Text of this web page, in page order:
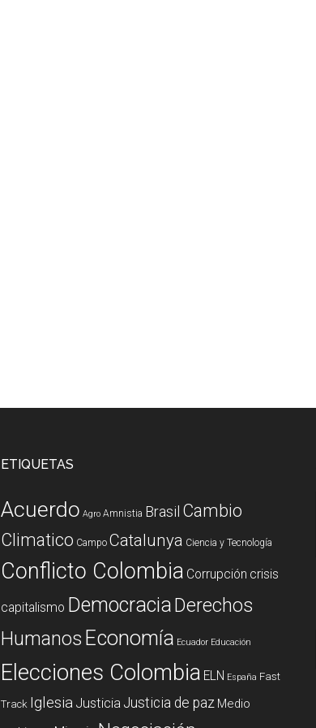
ETIQUETAS
Acuerdo Agro Amnistia Brasil Cambio
Climatico Campo Catalunya Ciencia y Tecnología
Conflicto Colombia Corrupción crisis
capitalismo DemocraciaDerechos
Humanos Economía Ecuador Educación
Elecciones Colombia ELN España Fast
Track Iglesia Justicia Justicia de paz Medio